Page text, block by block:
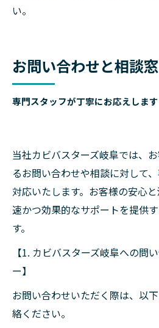
い。
お問い合わせと相談
専門スタッフが丁寧にお応えします
当社カビバスターズ岐阜では、
るお問い合わせや相談に対して
対応いたします。お客様の安心
速かつ効果的なサポートを提供
す。
【1. カビバスターズ岐阜への問
ー】
お問い合わせいただく際は、以
絡ください。